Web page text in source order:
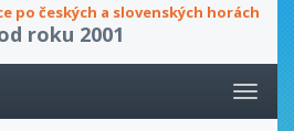
po českých a slovenských horách
roku 2001